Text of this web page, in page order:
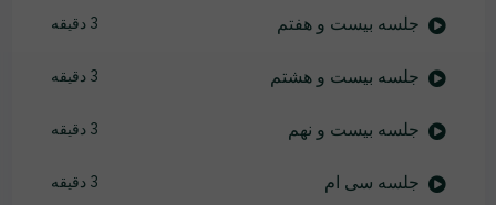
جلسه بیست و هفتم 3 دقیقه
جلسه بیست و هشتم 3 دقیقه
جلسه بیست و نهم 3 دقیقه
جلسه سی ام 3 دقیقه